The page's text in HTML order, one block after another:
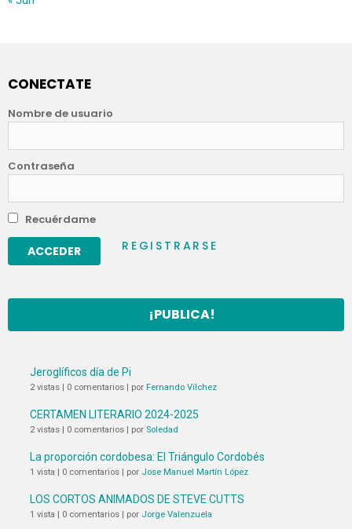
CONECTATE
Nombre de usuario
Contraseña
Recuérdame
REGISTRARSE
¡PUBLICA!
Jeroglíficos día de Pi
2 vistas | 0 comentarios | por Fernando Vílchez
CERTAMEN LITERARIO 2024-2025
2 vistas | 0 comentarios | por Soledad
La proporción cordobesa: El Triángulo Cordobés
1 vista | 0 comentarios | por Jose Manuel Martín López
LOS CORTOS ANIMADOS DE STEVE CUTTS
1 vista | 0 comentarios | por Jorge Valenzuela